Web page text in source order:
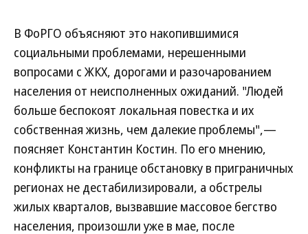
В ФоРГО объясняют это накопившимися
социальными проблемами, нерешенными
вопросами с ЖКХ, дорогами и разочарованием
населения от неисполненных ожиданий. "Людей
больше беспокоят локальная повестка и их
собственная жизнь, чем далекие проблемы",—
поясняет Константин Костин. По его мнению,
конфликты на границе обстановку в приграничных
регионах не дестабилизировали, а обстрелы
жилых кварталов, вызвавшие массовое бегство
населения, произошли уже в мае, после